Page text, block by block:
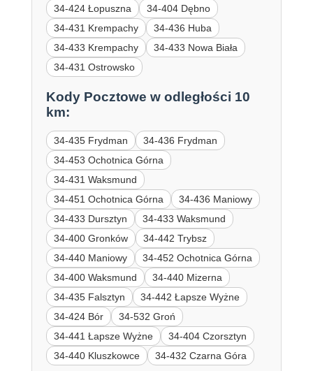
34-424 Łopuszna
34-404 Dębno
34-431 Krempachy
34-436 Huba
34-433 Krempachy
34-433 Nowa Biała
34-431 Ostrowsko
Kody Pocztowe w odległości 10
km:
34-435 Frydman
34-436 Frydman
34-453 Ochotnica Górna
34-431 Waksmund
34-451 Ochotnica Górna
34-436 Maniowy
34-433 Dursztyn
34-433 Waksmund
34-400 Gronków
34-442 Trybsz
34-440 Maniowy
34-452 Ochotnica Górna
34-400 Waksmund
34-440 Mizerna
34-435 Falsztyn
34-442 Łapsze Wyżne
34-424 Bór
34-532 Groń
34-441 Łapsze Wyżne
34-404 Czorsztyn
34-440 Kluszkowce
34-432 Czarna Góra